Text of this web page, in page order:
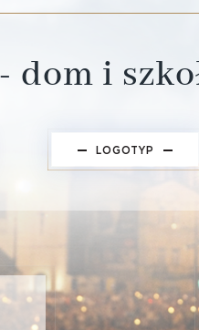
dom i
LOGOTYP